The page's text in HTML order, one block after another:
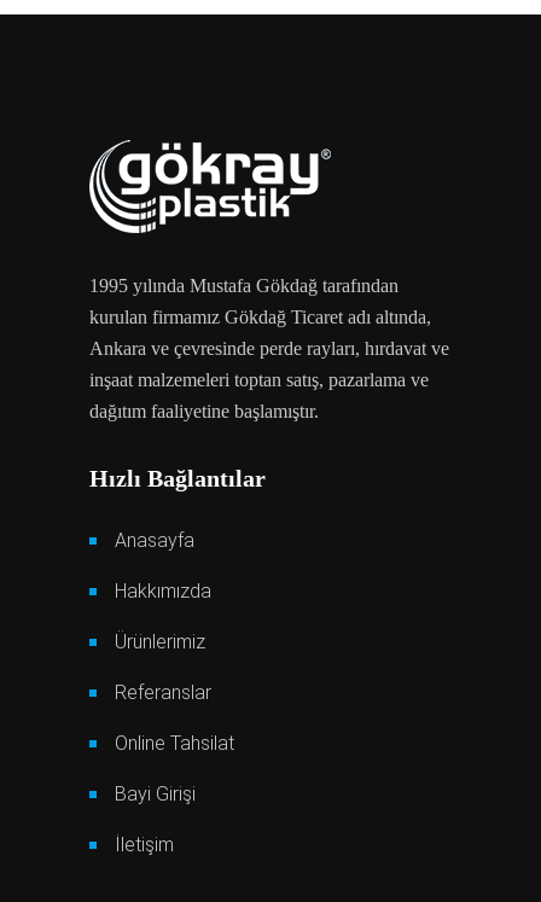
1995 yılında Mustafa Gökdağ tarafından
kurulan firmamız Gökdağ Ticaret adı altında,
Ankara ve çevresinde perde rayları, hırdavat ve
inşaat malzemeleri toptan satış, pazarlama ve
dağıtım faaliyetine başlamıştır.
Hızlı Bağlantılar
Anasayfa
Hakkımızda
Ürünlerimiz
Referanslar
Online Tahsilat
Bayi Girişi
İletişim